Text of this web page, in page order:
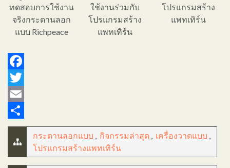
ทดสอบการใช้งาน
จริงกระดานลอก
แบบ Richpeace
ใช้งานร่วมกับ
โปรแกรมสร้าง
แพทเทิร์น
โปรแกรมสร้าง
แพทเทิร์น
Facebook
Twitter
Email
Share
กระดานลอกแบบ , กิจกรรมล่าสุด , เครื่องวาดแบบ ,
โปรแกรมสร้างแพทเทิร์น